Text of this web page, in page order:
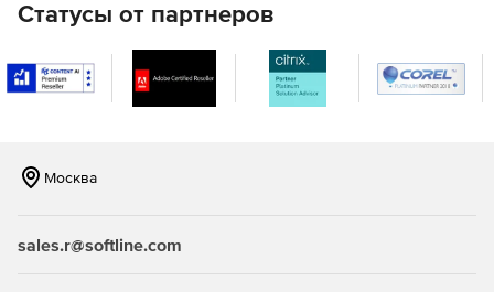
Аудит входа/выхода в среду сервера Microsoft.
Централизованный аудит структуры папок и файлов
Мониторинг успешных/неудачных изменений файлов
электронной почте.
Статусы от партнеров
Москва
sales.r@softline.com